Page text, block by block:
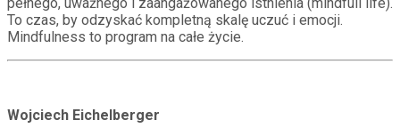
To czas, by odzyskać kompletną skalę uczuć i emocji.
Mindfulness to program na całe życie.
Wojciech Eichelberger